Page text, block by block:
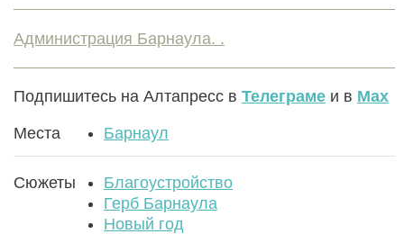
Администрация Барнаула. .
Подпишитесь на Алтапресс в Телеграме и в Max
Места Барнаул
Сюжеты
Благоустройство
Герб Барнаула
Новый год